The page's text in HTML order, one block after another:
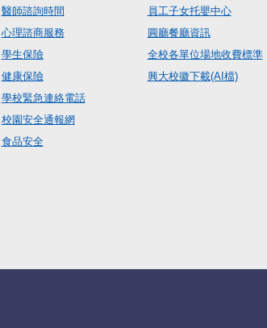
醫師諮詢時間
心理諮商服務
學生保險
健康保險
學校緊急連絡電話
校園安全通報網
食品安全
員工子女托嬰中心
圓廳餐廳資訊
全校各單位場地收費標準
興大校徽下載(AI檔)